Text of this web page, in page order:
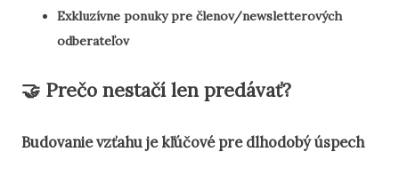
Exkluzívne ponuky pre členov/newsletterových
odberateľov
🤝 Prečo nestačí len predávať?
Budovanie vzťahu je kľúčové pre dlhodobý úspech